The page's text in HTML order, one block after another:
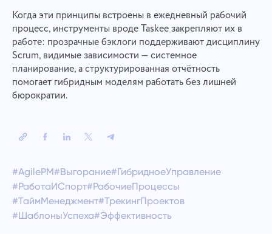
Когда эти принципы встроены в ежедневный рабочий
процесс, инструменты вроде Taskee закрепляют их в
работе: прозрачные бэклоги поддерживают дисциплину
Scrum, видимые зависимости — системное
планирование, а структурированная отчётность
помогает гибридным моделям работать без лишней
бюрократии.
#AgilePM#Выгорание#ГибридноеУправление
#РаботаИСпорт#РабочиеПроцессы
#ТаймМенеджмент#ТрекингПроектов
#ШаблоныУспеха#Эффективность